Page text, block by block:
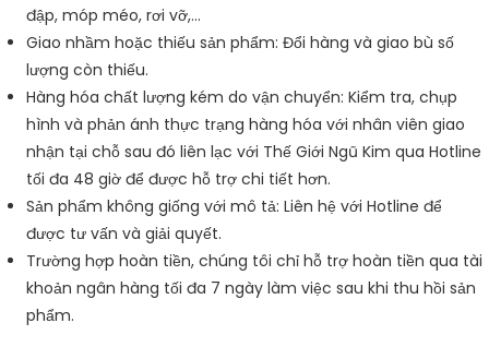
đập, móp méo, rơi vỡ,…
Giao nhầm hoặc thiếu sản phẩm: Đổi hàng và giao bù số
lượng còn thiếu.
Hàng hóa chất lượng kém do vận chuyển: Kiểm tra, chụp
hình và phản ánh thực trạng hàng hóa với nhân viên giao
nhận tại chỗ sau đó liên lạc với Thế Giới Ngũ Kim qua Hotline
tối đa 48 giờ để được hỗ trợ chi tiết hơn.
Sản phẩm không giống với mô tả: Liên hệ với Hotline để
được tư vấn và giải quyết.
Trường hợp hoàn tiền, chúng tôi chỉ hỗ trợ hoàn tiền qua tài
khoản ngân hàng tối đa 7 ngày làm việc sau khi thu hồi sản
phẩm.